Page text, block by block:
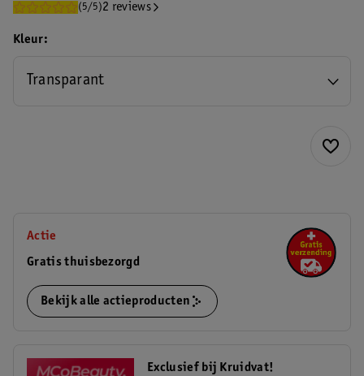
(5/5)2 reviews
Kleur
Transparant
Actie
Gratis thuisbezorgd
Bekijk alle actieproducten
Exclusief bij Kruidvat!